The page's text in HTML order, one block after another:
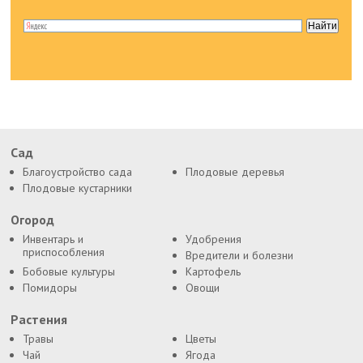
Сад
Благоустройство сада
Плодовые деревья
Плодовые кустарники
Огород
Инвентарь и
приспособления
Удобрения
Вредители и болезни
Бобовые культуры
Картофель
Помидоры
Овощи
Растения
Травы
Цветы
Чай
Ягода